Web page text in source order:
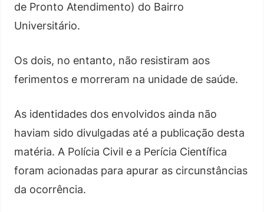
de Pronto Atendimento) do Bairro
Universitário.
Os dois, no entanto, não resistiram aos
ferimentos e morreram na unidade de saúde.
As identidades dos envolvidos ainda não
haviam sido divulgadas até a publicação desta
matéria. A Polícia Civil e a Perícia Científica
foram acionadas para apurar as circunstâncias
da ocorrência.